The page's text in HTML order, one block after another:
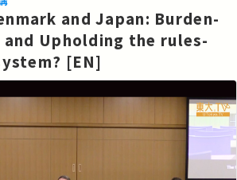
講演があればSNSなど…
and Upholding the rules-
[EN]